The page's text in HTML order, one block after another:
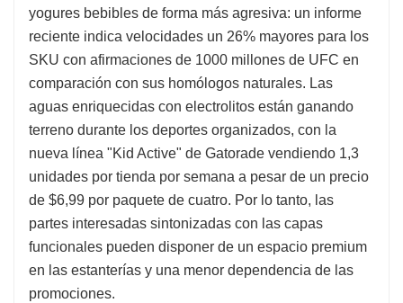
yogures bebibles de forma más agresiva: un informe
reciente indica velocidades un 26% mayores para los
SKU con afirmaciones de 1000 millones de UFC en
comparación con sus homólogos naturales. Las
aguas enriquecidas con electrolitos están ganando
terreno durante los deportes organizados, con la
nueva línea "Kid Active" de Gatorade vendiendo 1,3
unidades por tienda por semana a pesar de un precio
de $6,99 por paquete de cuatro. Por lo tanto, las
partes interesadas sintonizadas con las capas
funcionales pueden disponer de un espacio premium
en las estanterías y una menor dependencia de las
promociones.